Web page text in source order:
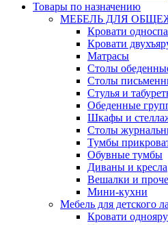
Товары по назначению
МЕБЕЛЬ ДЛЯ
Кровати
Кровати
Матрасы
Столы
Столы
Стулья и
Обеденные
Шкафы и
Столы
Тумбы
Обувные тумбы
Диваны и кресла
Вешалки и
Мини-кухни
Мебель для детского
Кровати